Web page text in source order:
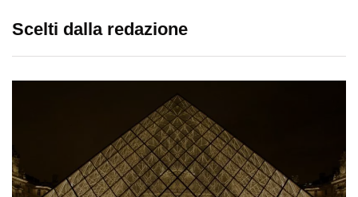
Scelti dalla redazione